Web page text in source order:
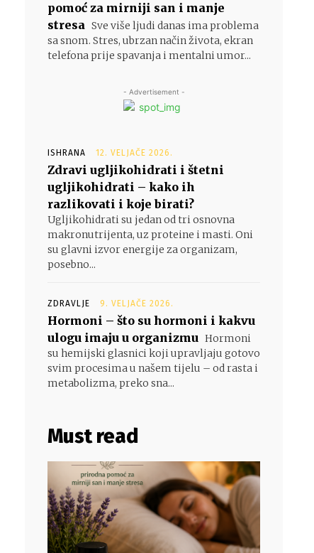
pomoć za mirniji san i manje
stresa Sve više ljudi danas ima problema
sa snom. Stres, ubrzan način života, ekran
telefona prije spavanja i mentalni umor...
- Advertisement -
ISHRANA 12. VELJAČE 2026.
Zdravi ugljikohidrati i štetni
ugljikohidrati – kako ih
razlikovati i koje birati?
Ugljikohidrati su jedan od tri osnovna
makronutrijenta, uz proteine i masti. Oni
su glavni izvor energije za organizam,
posebno...
ZDRAVLJE 9. VELJAČE 2026.
Hormoni – što su hormoni i kakvu
ulogu imaju u organizmu Hormoni
su hemijski glasnici koji upravljaju gotovo
svim procesima u našem tijelu – od rasta i
metabolizma, preko sna...
Must read